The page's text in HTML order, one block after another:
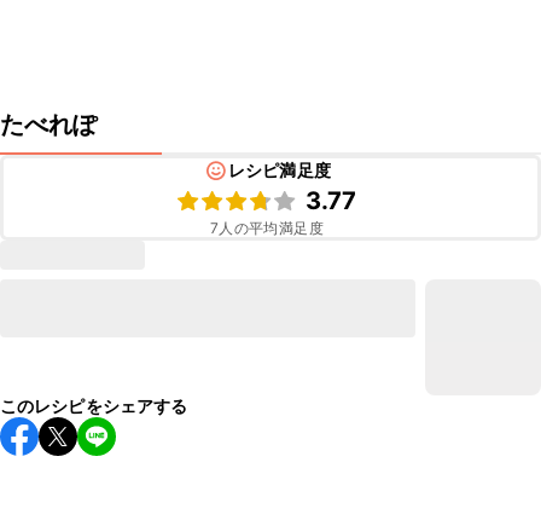
たべれぽ
レシピ満足度
3.77
7 人の平均満足度
このレシピをシェアする